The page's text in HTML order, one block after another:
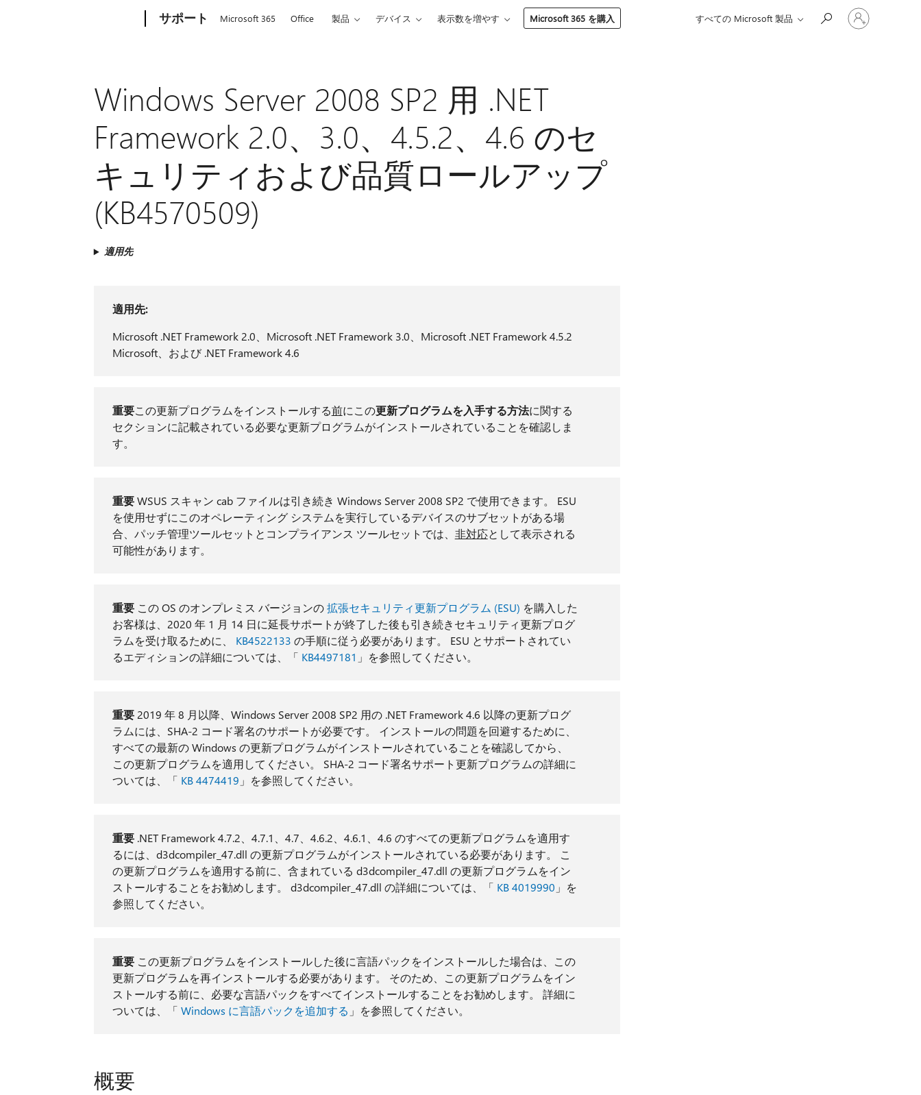
サポート Microsoft 365 Office 製品 デバイス 表示数を増やす Microsoft 365 を購入 すべての Microsoft 製品
カ
Windows Server 2008 SP2 用 .NET
Framework 2.0、3.0、4.5.2、4.6 のセ
キュリティおよび品質ロールアップ
(KB4570509)
適用先
適用先:
Microsoft .NET Framework 2.0、Microsoft .NET Framework 3.0、Microsoft .NET Framework 4.5.2
Microsoft、および .NET Framework 4.6
重要この更新プログラムをインストールする前にこの更新プログラムを入手する方法に関する
セクションに記載されている必要な更新プログラムがインストールされていることを確認しま
す。
重要WSUS スキャン cab ファイルは引き続き Windows Server 2008 SP2 で使用できます。 ESU
を使用せずにこのオペレーティング システムを実行しているデバイスのサブセットがある場
合、パッチ管理ツールセットとコンプライアンス ツールセットでは、 非対応として表示される
可能性があります。
重要この OS のオンプレミス バージョンの拡張セキュリティ更新プログラム (ESU) を購入した
お客様は、2020 年 1 月 14 日に延長サポートが終了した後も引き続きセキュリティ更新プログ
ラムを受け取るために、 KB4522133 の手順に従う必要があります。 ESU とサポートされてい
るエディションの詳細については、「 KB4497181 」を参照してください。
重要2019 年 8 月以降、Windows Server 2008 SP2 用の .NET Framework 4.6 以降の更新プログ
ラムには、SHA-2 コード署名のサポートが必要です。 インストールの問題を回避するために、
すべての最新の Windows の更新プログラムがインストールされていることを確認してから、
この更新プログラムを適用してください。 SHA-2 コード署名サポート更新プログラムの詳細に
ついては、「 KB 4474419 」を参照してください。
重要.NET Framework 4.7.2、4.7.1、4.7、4.6.2、4.6.1、4.6 のすべての更新プログラムを適用す
るには、d3dcompiler_47.dll の更新プログラムがインストールされている必要があります。 こ
の更新プログラムを適用する前に、含まれている d3dcompiler_47.dll の更新プログラムをイン
ストールすることをお勧めします。 d3dcompiler_47.dll の詳細については、「 KB 4019990 」を
参照してください。
重要この更新プログラムをインストールした後に言語パックをインストールした場合は、この
更新プログラムを再インストールする必要があります。 そのため、この更新プログラムをイン
ストールする前に、必要な言語パックをすべてインストールすることをお勧めします。 詳細に
ついては、「 Windows に言語パックを追加する 」を参照してください。
概要